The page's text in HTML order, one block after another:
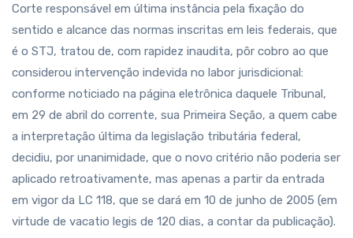
Corte responsável em última instância pela fixação do
sentido e alcance das normas inscritas em leis federais, que
é o STJ, tratou de, com rapidez inaudita, pôr cobro ao que
considerou intervenção indevida no labor jurisdicional:
conforme noticiado na página eletrônica daquele Tribunal,
em 29 de abril do corrente, sua Primeira Seção, a quem cabe
a interpretação última da legislação tributária federal,
decidiu, por unanimidade, que o novo critério não poderia ser
aplicado retroativamente, mas apenas a partir da entrada
em vigor da LC 118, que se dará em 10 de junho de 2005 (em
virtude de vacatio legis de 120 dias, a contar da publicação).